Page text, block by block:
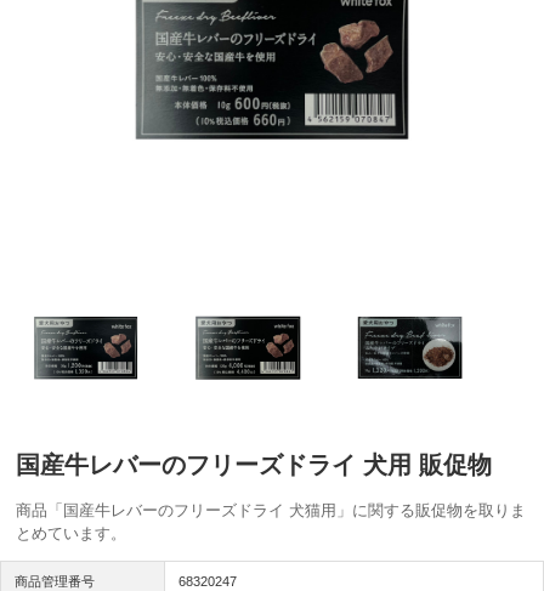
国産牛レバーのフリーズドライ 犬用 販促物
商品「国産牛レバーのフリーズドライ 犬猫用」に関する販促物を取りま
とめています。
商品管理番号 68320247